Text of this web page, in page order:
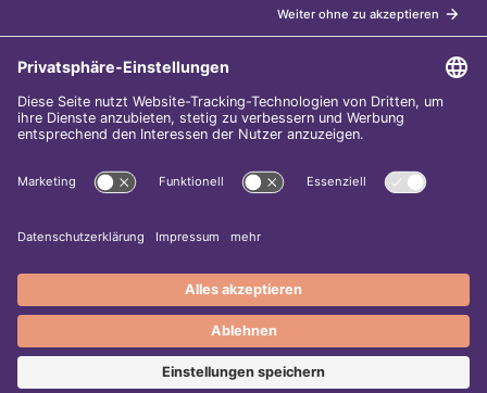
Die Kupferkette GyneFIX®bietet als Weiterentwicklung der
Kupferspirale Frauen jeden Alters eine moderne Verhütungsmethode
Sie wird wie eine konventionelle Spirale in die Gebärmutterhöhle
eingeführt und sorgt für einen langfristigen und sicheren
Diese Internet-Seite gehört zu den
5.000 besten Surftipps im Web-
Adressbuch!